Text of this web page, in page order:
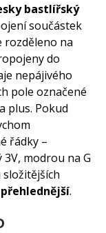
bastlířský
součástek
rozděleno na
do
nepájivého
pole označené
plus. Pokud
řádky –
modrou na G
složitějších
.